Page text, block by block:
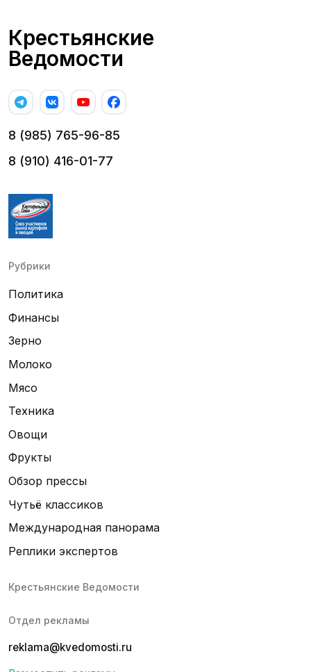
Крестьянские
Ведомости
8 (985) 765-96-85
8 (910) 416-01-77
Рубрики
Политика
Финансы
Зерно
Молоко
Мясо
Техника
Овощи
Фрукты
Обзор прессы
Чутьё классиков
Международная панорама
Реплики экспертов
Крестьянские Ведомости
Отдел рекламы
reklama@kvedomosti.ru